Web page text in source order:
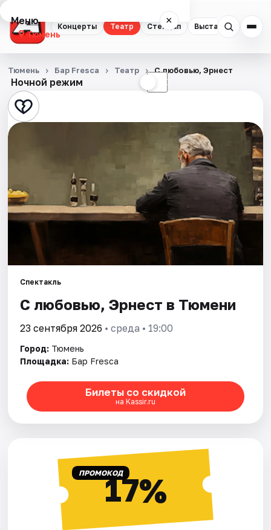
Концерты Театр Стендап Выставки
Меню ×
Тюмень
Концерты
Театр
Стендап
Экскурсии
Спорт
События
Города
Площадки
Артисты
Рейтинги
Ночной режим ☾
Тюмень Бар Fresca Театр С любовью, Эрнест
Спектакль
С любовью, Эрнест в Тюмени
23 сентября 2026 • среда • 19:00
Город: Тюмень
Площадка: Бар Fresca
Билеты со скидкой
на Kassir.ru
ПРОМОКОД17%